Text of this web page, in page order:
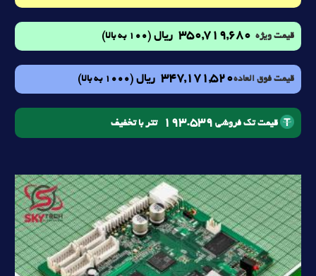
قیمت ویژه 350,719,680 ریال (100 به بالا)
قیمت فوق العاده347,171,520 ریال (1000 به بالا)
قیمت تک فروشی 193.539 تتر با تخفیف